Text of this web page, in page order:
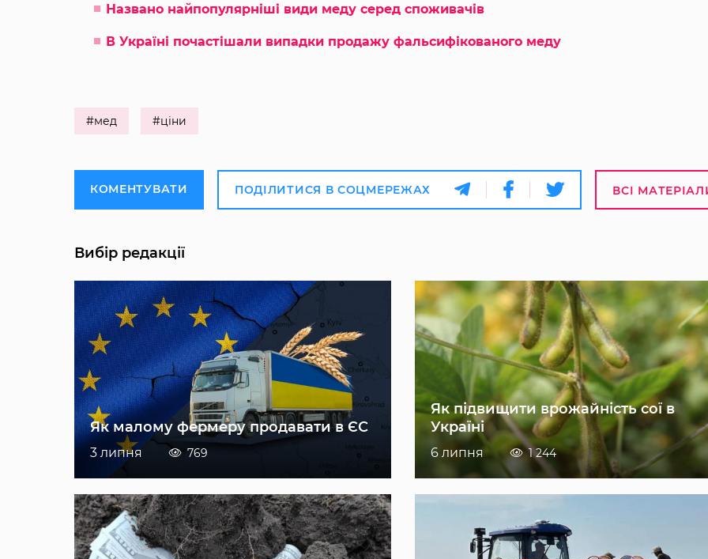
Названо найпопулярніші види меду серед споживачів
В Україні почастішали випадки продажу фальсифікованого меду
#мед #ціни
КОМЕНТУВАТИ ПОДІЛИТИСЯ В СОЦМЕРЕЖАХ ВСІ
Вибір редакції
Як малому фермеру продавати в ЄС
3 липня 769
Як підвищити врожайність сої в
Україні
6 липня 1 244